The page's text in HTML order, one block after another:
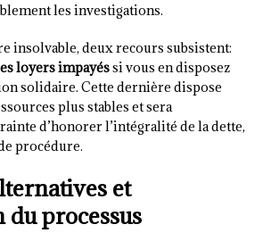
les investigations.
insolvable, deux recours subsistent:
loyers impayéssi vous en disposez
solidaire. Cette dernière dispose
plus stables et sera
d’honorer l’intégralité de la dette,
procédure.
et
du processus